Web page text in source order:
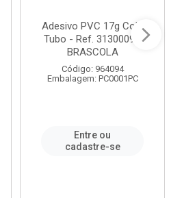
Adesivo PVC 17g Cola
Tubo - Ref. 3130009 -
BRASCOLA
Código: 964094
Embalagem: PC0001PC
Entre ou
cadastre-se